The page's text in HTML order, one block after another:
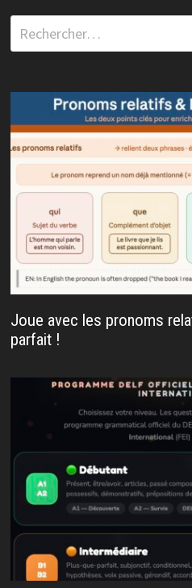
Rechercher :
Joue avec les pronoms
parfait !